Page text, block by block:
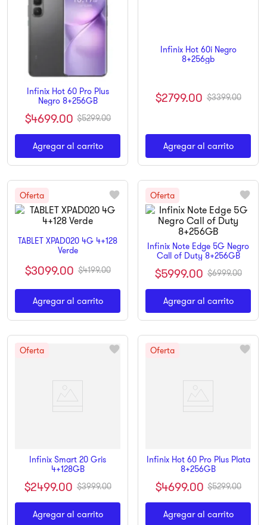
Infinix Hot 60 Pro Plus
Negro 8+256GB
$4699.00 $5299.00
Agregar al carrito
Infinix Hot 60i Negro
8+256gb
$2799.00 $3399.00
Agregar al carrito
TABLET XPAD020 4G 4+128
Verde
$3099.00 $4199.00
Agregar al carrito
Infinix Note Edge 5G Negro
Call of Duty 8+256GB
$5999.00 $6999.00
Agregar al carrito
Infinix Smart 20 Gris
4+128GB
$2499.00 $3999.00
Agregar al carrito
Infinix Hot 60 Pro Plus Plata
8+256GB
$4699.00 $5299.00
Agregar al carrito
9.
ninja